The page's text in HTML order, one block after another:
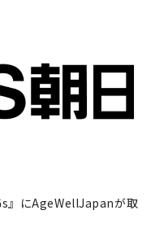
』にAgeWellJapanが取